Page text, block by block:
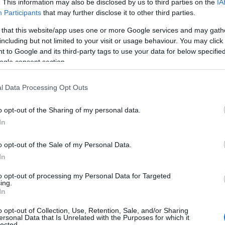
This information may also be disclosed by us to third parties on the
Participants that may further disclose it to other third parties.
that this website/app uses one or more Google services and may
but not limited to your visit or usage behaviour. You may
to Google and its third-party tags to use your data for below
consent section.
Data Processing Opt Outs
opt-out of the Sharing of my personal data.
opt-out of the Sale of my Personal Data.
opt-out of processing my Personal Data for Targeted
opt-out of Collection, Use, Retention, Sale, and/or Sharing
Data that Is Unrelated with the Purposes for which it
tańsza odG500. Co i tak oznacza
000 zł. Apo doposażeniu bez
700 000 zł, tak jak w
znajdzie masę klientów. Wersja z
wyjściową oferuje bowiem
600 Nm, oraz nieco bardziej
bardziej, bo choć wyniki, jak na
to
wciąż trudno jest
spalanie niższe niż 10 litrów na
się "piętnastki".
G 350d